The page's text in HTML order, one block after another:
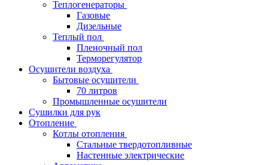
Теплогенераторы
Газовые
Дизельные
Теплый пол
Пленочный пол
Терморегулятор
Осушители воздуха
Бытовые осушители
70 литров
Промышленные осушители
Сушилки для рук
Отопление
Котлы отопления
Стальные твердотопливные
Настенные электрические